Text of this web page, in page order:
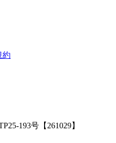
約
193号【261029】